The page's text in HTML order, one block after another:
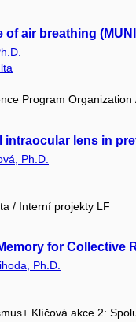
air breathing
Program
lens in
Ph.D.
/ Interní projekty LF
for Collective
Ph.D.
Klíčová akce 2: